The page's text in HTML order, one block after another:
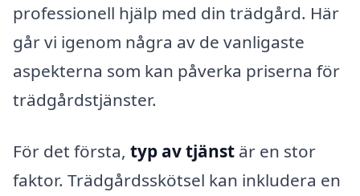
professionell hjälp med din trädgård. Här
går vi igenom några av de vanligaste
aspekterna som kan påverka priserna för
trädgårdstjänster.
För det första, typ av tjänst är en stor
faktor. Trädgårdsskötsel kan inkludera en